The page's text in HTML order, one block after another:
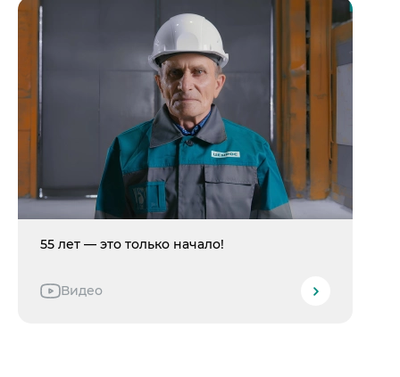
55 лет — это только начало!
Видео